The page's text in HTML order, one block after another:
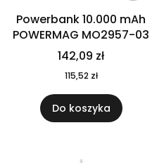
Powerbank 10.000 mAh
POWERMAG MO2957-03
142,09 zł
115,52 zł
Do koszyka